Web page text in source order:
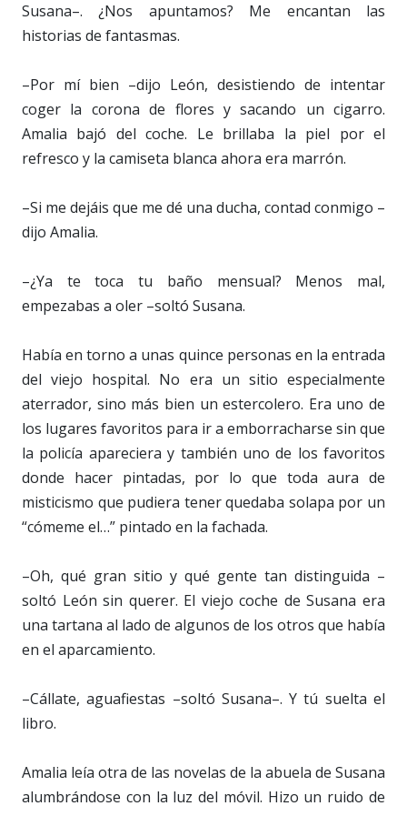
Susana–. ¿Nos apuntamos? Me encantan las
historias de fantasmas.
–Por mí bien –dijo León, desistiendo de intentar
coger la corona de flores y sacando un cigarro.
Amalia bajó del coche. Le brillaba la piel por el
refresco y la camiseta blanca ahora era marrón.
–Si me dejáis que me dé una ducha, contad conmigo –
dijo Amalia.
–¿Ya te toca tu baño mensual? Menos mal,
empezabas a oler –soltó Susana.
Había en torno a unas quince personas en la entrada
del viejo hospital. No era un sitio especialmente
aterrador, sino más bien un estercolero. Era uno de
los lugares favoritos para ir a emborracharse sin que
la policía apareciera y también uno de los favoritos
donde hacer pintadas, por lo que toda aura de
misticismo que pudiera tener quedaba solapa por un
“cómeme el…” pintado en la fachada.
–Oh, qué gran sitio y qué gente tan distinguida –
soltó León sin querer. El viejo coche de Susana era
una tartana al lado de algunos de los otros que había
en el aparcamiento.
–Cállate, aguafiestas –soltó Susana–. Y tú suelta el
libro.
Amalia leía otra de las novelas de la abuela de Susana
alumbrándose con la luz del móvil. Hizo un ruido de